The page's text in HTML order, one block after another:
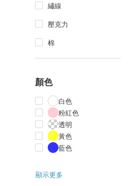
繡線
壓克力
棉
顏色
白色
粉紅色
透明
黃色
藍色
顯示更多